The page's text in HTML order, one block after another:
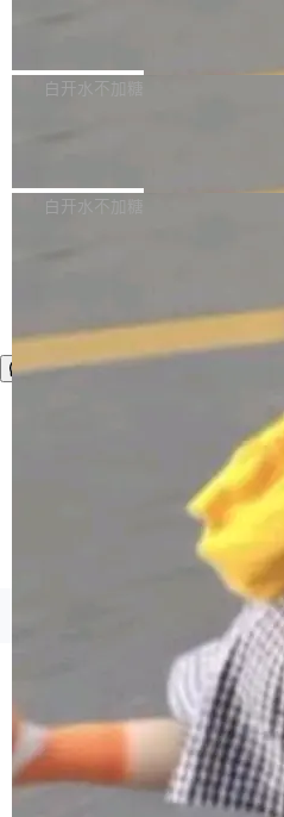
自研的多个文生3D和...
整性保护。效果是：吞吐量提升
让语音识别不再只是听清，而是真
w 不要求标准普通话，方言识别覆
新和少量网页兼容性修复版本。
容提供的字体时出现的几个问题 为
质的最低采样率）的音频格式将被
SS 圆角虚线样式中可能存在的问题
的图像元素不在同一个子树中，则
白开水不加糖
发布的 Release Notes，他利用 AI
最强的若干项。对于尚未正式发版
通过拉取过去一年内（从 PG 18
至今）的所有 commit，同样交由
经过人工复核，准确度令人满意。
社区爱好者提供了高效跟踪新版本
白开水不加糖
©OSCHINA(OSChina.NET)